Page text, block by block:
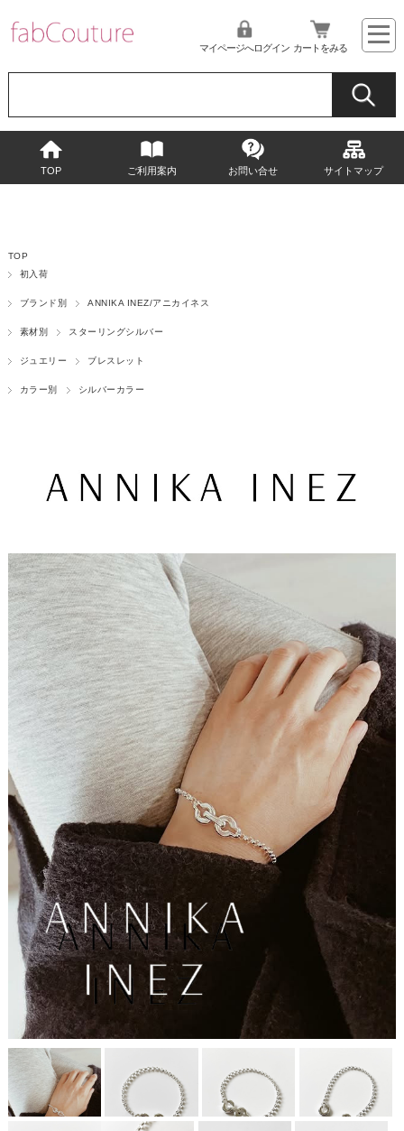
マイページへログイン カートをみる
TOP ご利用案内 お問い合せ サイトマップ
TOP
初入荷
ブランド別 ANNIKA INEZ/アニカイネス
素材別 スターリングシルバー
ジュエリー ブレスレット
カラー別 シルバーカラー